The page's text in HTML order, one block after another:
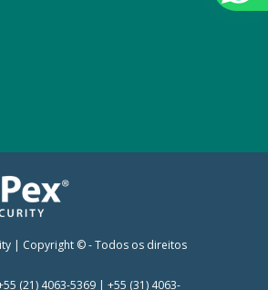
| Copyright © - Todos os direitos
(21) 4063-5369 | +55 (31) 4063-